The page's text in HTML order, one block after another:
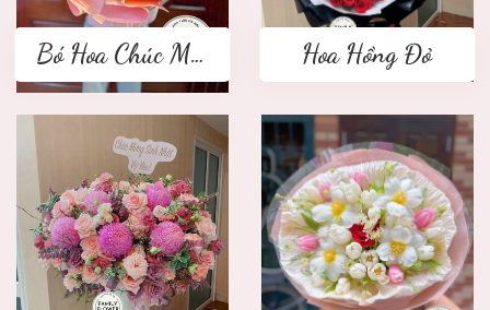
Bó Hoa Chúc Mừng Hoa Hồng Đỏ